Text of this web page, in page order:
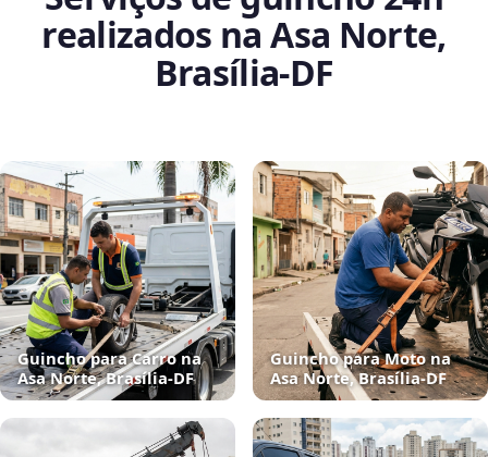
realizados na Asa Norte,
Brasília‑DF
Guincho para Carro na
Asa Norte, Brasília‑DF
Guincho para Moto na
Asa Norte, Brasília‑DF